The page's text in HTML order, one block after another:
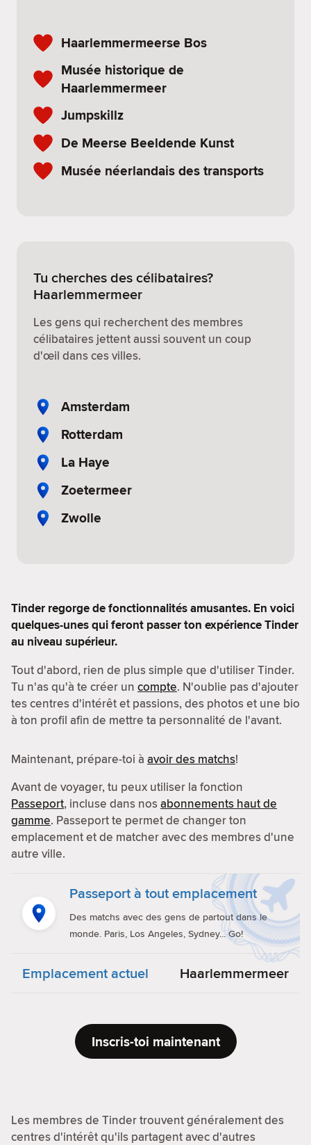
Haarlemmermeerse Bos
Musée historique de
Haarlemmermeer
Jumpskillz
De Meerse Beeldende Kunst
Musée néerlandais des transports
Tu cherches des célibataires?
Haarlemmermeer
Les gens qui recherchent des membres
célibataires jettent aussi souvent un coup
d'œil dans ces villes.
Amsterdam
Rotterdam
La Haye
Zoetermeer
Zwolle
Tinder regorge de fonctionnalités amusantes. En voici
quelques-unes qui feront passer ton expérience Tinder
au niveau supérieur.
Tout d'abord, rien de plus simple que d'utiliser Tinder.
Tu n'as qu'à te créer un compte. N'oublie pas d'ajouter
tes centres d'intérêt et passions, des photos et une bio
à ton profil afin de mettre ta personnalité de l'avant.
Maintenant, prépare-toi à avoir des matchs!
Avant de voyager, tu peux utiliser la fonction
Passeport, incluse dans nosabonnements haut de
gamme. Passeport te permet de changer ton
emplacement et de matcher avec des membres d'une
autre ville.
Passeport à tout emplacement
Des matchs avec des gens de partout dans le
monde. Paris, Los Angeles, Sydney... Go!
Emplacement actuel Haarlemmermeer
Inscris-toi maintenant
Les membres de Tinder trouvent généralement des
centres d'intérêt qu'ils partagent avec d'autres